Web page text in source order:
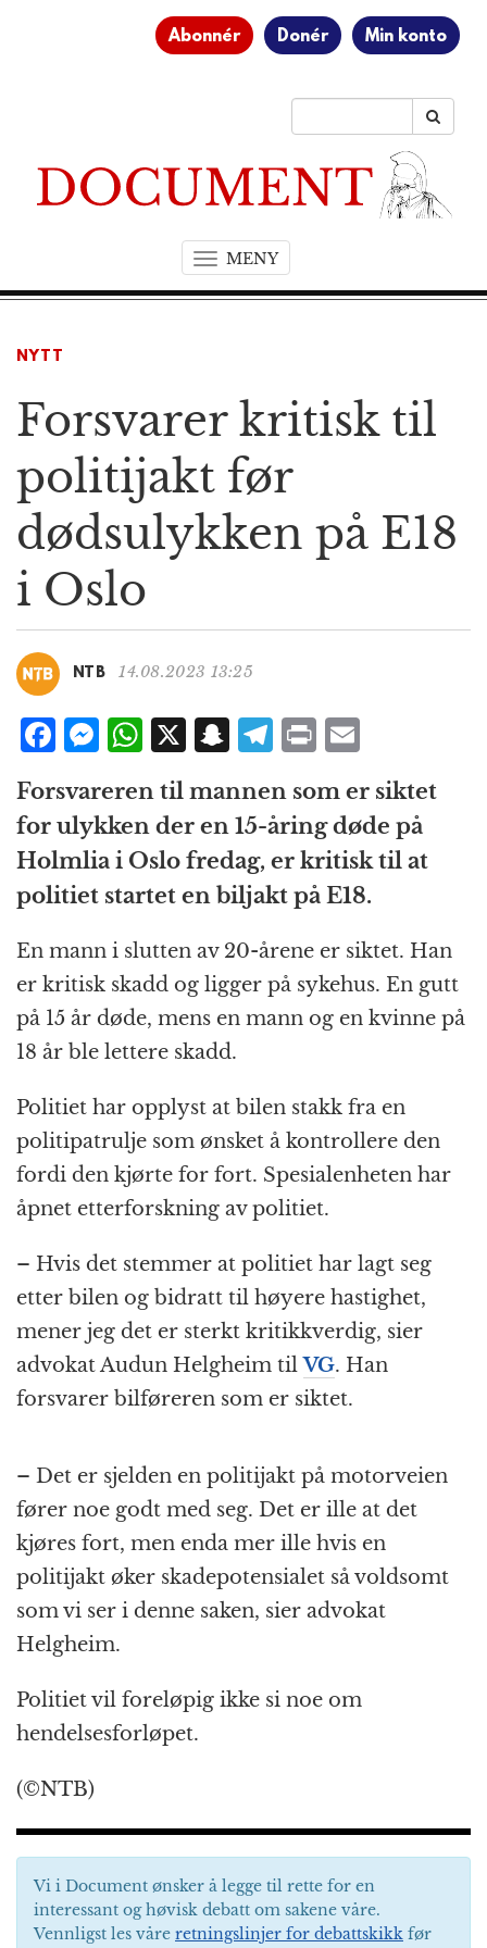
Abonnér Donér Min konto
MENYT
o
a
i
a
t
NYTT
Forsvarer kritisk til
politijakt før
dødsulykken på E18
i Oslo
NTB 14.08.2023 13:25
F
c
e
b
o
o
k
M
ss
e
n
g
e
r
W
at
s
A
p
p
X S
a
p
c
h
at
T
e
g
r
a
m
P
n
t
m
ai
l
Forsvareren til mannen som er siktet
for ulykken der en 15-åring døde på
Holmlia i Oslo fredag, er kritisk til at
politiet startet en biljakt på E18.
En mann i slutten av 20-årene er siktet. Han
er kritisk skadd og ligger på sykehus. En gutt
på 15 år døde, mens en mann og en kvinne på
18 år ble lettere skadd.
Politiet har opplyst at bilen stakk fra en
politipatrulje som ønsket å kontrollere den
fordi den kjørte for fort. Spesialenheten har
åpnet etterforskning av politiet.
– Hvis det stemmer at politiet har lagt seg
etter bilen og bidratt til høyere hastighet,
mener jeg det er sterkt kritikkverdig, sier
advokat Audun Helgheim tilVG. Han
forsvarer bilføreren som er siktet.
– Det er sjelden en politijakt på motorveien
fører noe godt med seg. Det er ille at det
kjøres fort, men enda mer ille hvis en
politijakt øker skadepotensialet så voldsomt
som vi ser i denne saken, sier advokat
Helgheim.
Politiet vil foreløpig ikke si noe om
hendelsesforløpet.
(©NTB)
Vi i Document ønsker å legge til rette for en
interessant og høvisk debatt om sakene våre.
Vennligst les våre retningslinjer for debattskikk før